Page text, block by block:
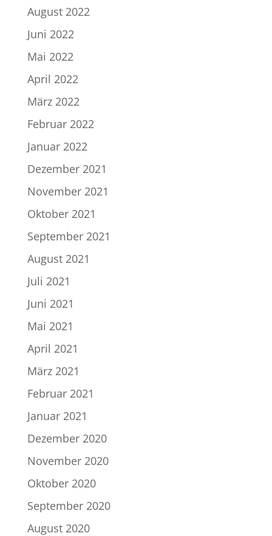
August 2022
Juni 2022
Mai 2022
April 2022
März 2022
Februar 2022
Januar 2022
Dezember 2021
November 2021
Oktober 2021
September 2021
August 2021
Juli 2021
Juni 2021
Mai 2021
April 2021
März 2021
Februar 2021
Januar 2021
Dezember 2020
November 2020
Oktober 2020
September 2020
August 2020